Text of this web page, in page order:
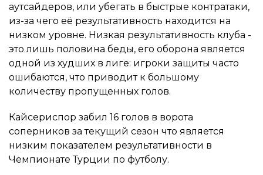
аутсайдеров, или убегать в быстрые контратаки,
из-за чего её результативность находится на
низком уровне. Низкая результативность клуба -
это лишь половина беды, его оборона является
одной из худших в лиге: игроки защиты часто
ошибаются, что приводит к большому
количеству пропущенных голов.
Кайсериспор забил 16 голов в ворота
соперников за текущий сезон что является
низким показателем результативности в
Чемпионате Турции по футболу.